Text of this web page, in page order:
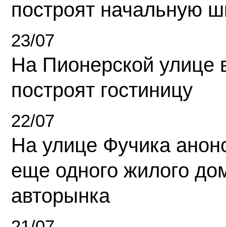
построят начальную
23/07
На Пионерской улице
построят гостиницу
22/07
На улице Фучика
еще одного жилого
авторынка